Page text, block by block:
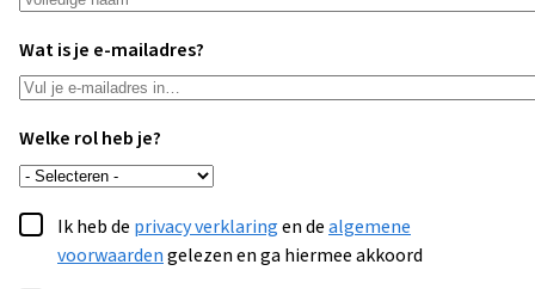
Wat is je e-mailadres?
Welke rol heb je?
Ik heb de privacy verklaringen dealgemene
voorwaardengelezen en ga hiermee akkoord